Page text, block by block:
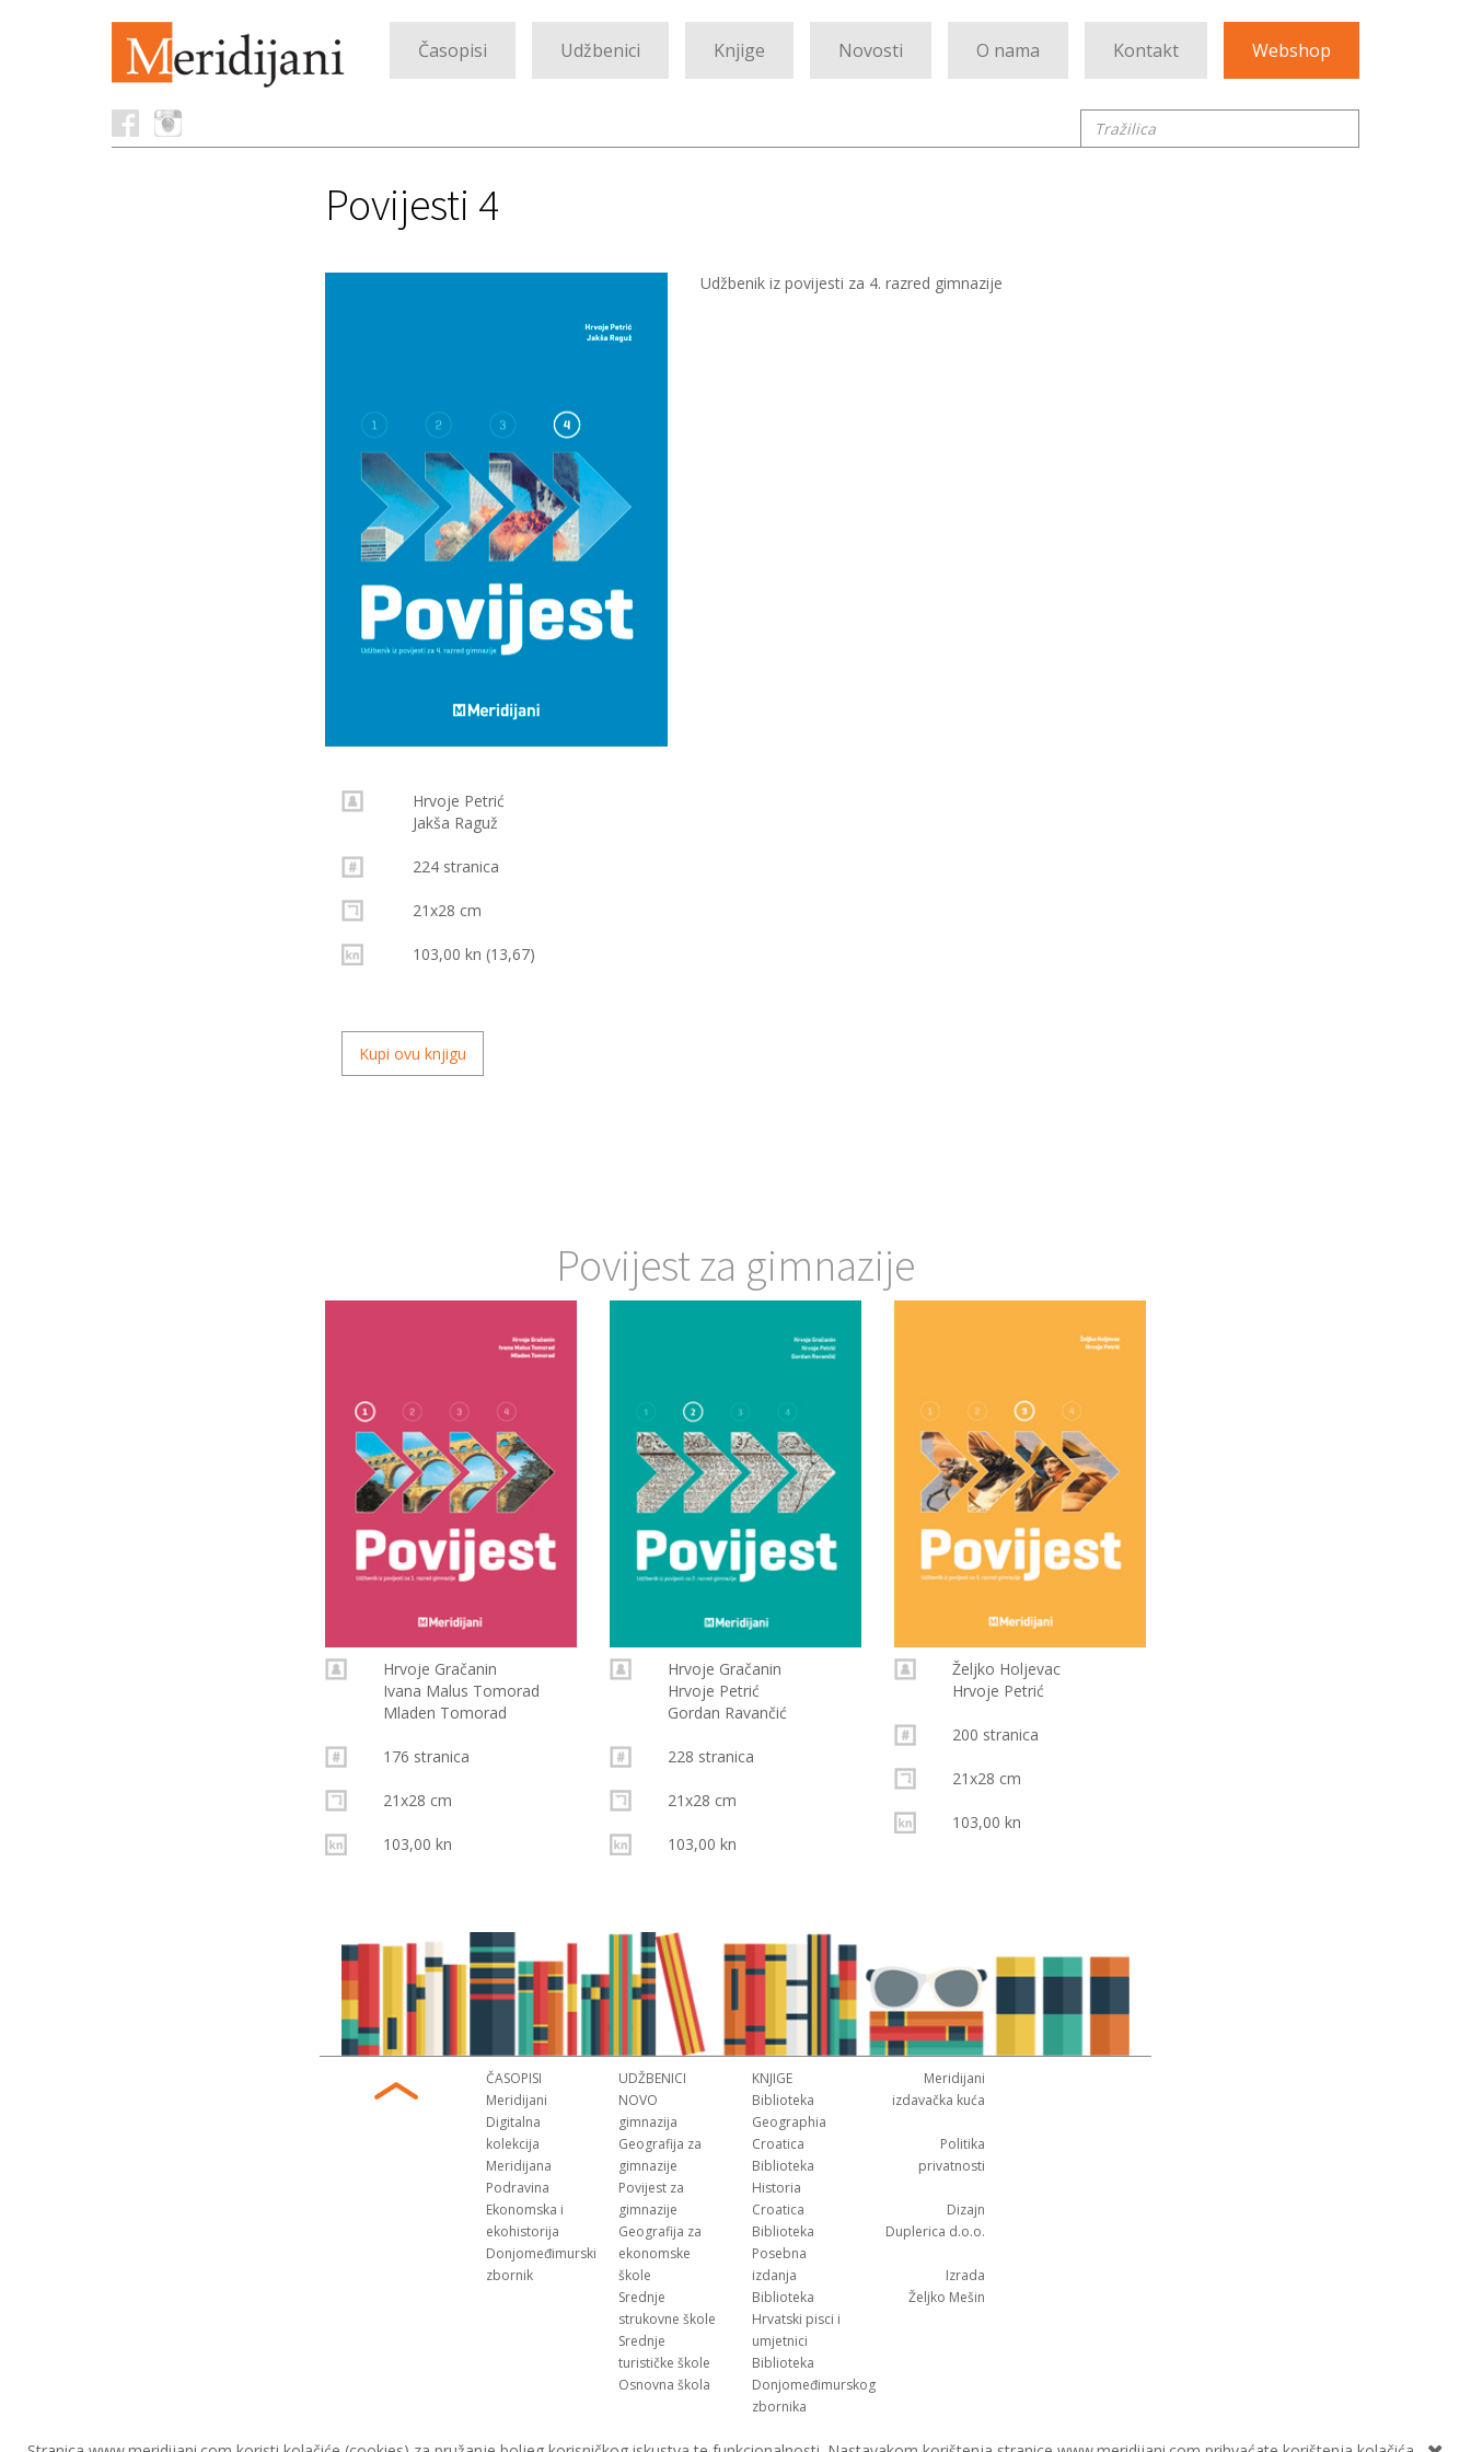
Časopisi Udžbenici Knjige Novosti O nama Kontakt Webshop
Tražilica
Povijesti 4
Hrvoje Petrić
Jakša Raguž
224 stranica
21x28 cm
103,00 kn (13,67)
Kupi ovu knjigu
Udžbenik iz povijesti za 4. razred gimnazije
Povijest za gimnazije
Hrvoje Gračanin
Ivana Malus Tomorad
Mladen Tomorad
176 stranica
21x28 cm
103,00 kn
Hrvoje Gračanin
Hrvoje Petrić
Gordan Ravančić
228 stranica
21x28 cm
103,00 kn
Željko Holjevac
Hrvoje Petrić
200 stranica
21x28 cm
103,00 kn
ČASOPISI
Meridijani
Digitalna
kolekcija
Meridijana
Podravina
Ekonomska i
ekohistorija
Donjomeđimurski
zbornik
UDŽBENICI
NOVO
gimnazija
Geografija za
gimnazije
Povijest za
gimnazije
Geografija za
ekonomske
škole
Srednje
strukovne škole
Srednje
turističke škole
Osnovna škola
KNJIGE
Biblioteka
Geographia
Croatica
Biblioteka
Historia
Croatica
Biblioteka
Posebna
izdanja
Biblioteka
Hrvatski pisci i
umjetnici
Biblioteka
Donjomeđimurskog
zbornika
Meridijani
izdavačka kuća
Politika
privatnosti
Dizajn
Duplerica d.o.o.
Izrada
Željko Mešin